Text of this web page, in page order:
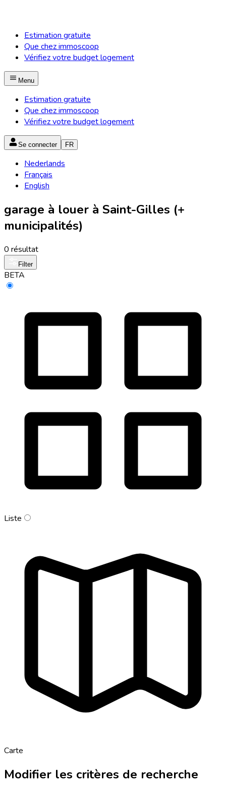
Estimation gratuite
Que chez immoscoop
Vérifiez votre budget logement
Menu
Estimation gratuite
Que chez immoscoop
Vérifiez votre budget logement
Se connecter FR
Nederlands
Français
English
garage à louer à Saint-Gilles (+
municipalités)
0 résultat
Filter
BETA
Liste
Carte
Modifier les critères de recherche